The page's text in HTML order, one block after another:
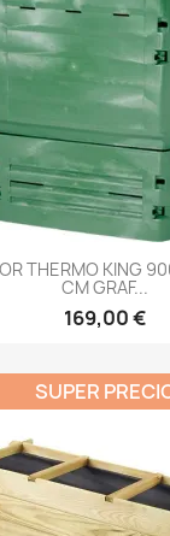
THERMO KING
CM GRAF...
169,00 €
SUPER